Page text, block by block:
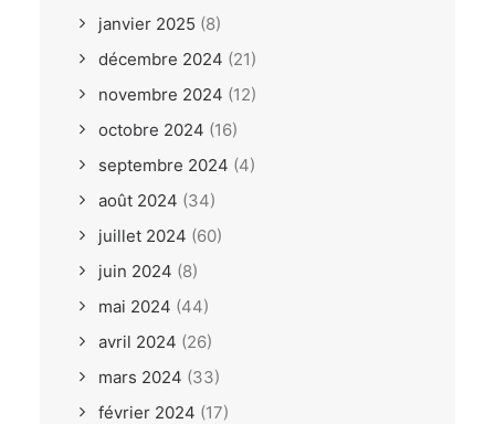
janvier 2025 (8)
décembre 2024 (21)
novembre 2024 (12)
octobre 2024 (16)
septembre 2024 (4)
août 2024 (34)
juillet 2024 (60)
juin 2024 (8)
mai 2024 (44)
avril 2024 (26)
mars 2024 (33)
février 2024 (17)